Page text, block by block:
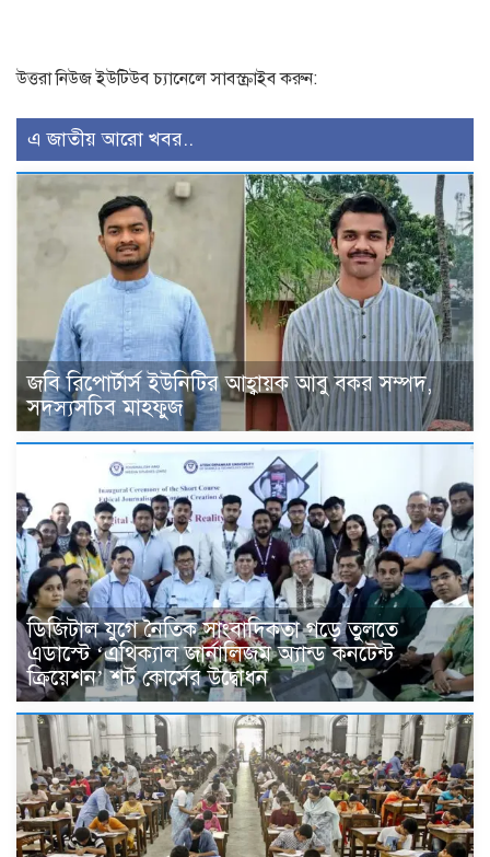
উত্তরা নিউজ ইউটিউব চ্যানেলে সাবস্ক্রাইব করুন:
এ জাতীয় আরো খবর..
জবি রিপোর্টার্স ইউনিটির আহ্বায়ক আবু বকর সম্পদ,
সদস্যসচিব মাহফুজ
ডিজিটাল যুগে নৈতিক সাংবাদিকতা গড়ে তুলতে
এডাস্টে ‘এথিক্যাল জার্নালিজম অ্যান্ড কনটেন্ট
ক্রিয়েশন’ শর্ট কোর্সের উদ্বোধন